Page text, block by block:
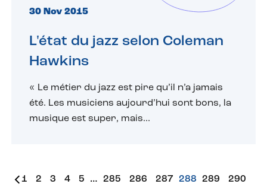
30 Nov 2015
L'état du jazz selon Coleman
Hawkins
« Le métier du jazz est pire qu’il n’a jamais
été. Les musiciens aujourd’hui sont bons, la
musique est super, mais...
1 2 3 4 5 … 285 286 287 288 289
290